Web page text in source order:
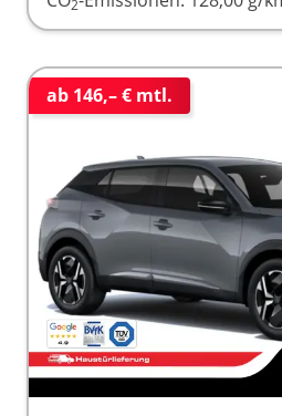
2
ab 146,– € mtl.